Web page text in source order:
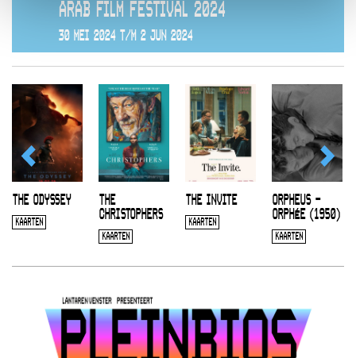
ARAB FILM FESTIVAL 2024
30 MEI 2024 T/M 2 JUN 2024
THE ODYSSEY
KAARTEN
THE
CHRISTOPHERS
KAARTEN
THE INVITE
KAARTEN
ORPHEUS –
ORPHÉE (1950)
KAARTEN